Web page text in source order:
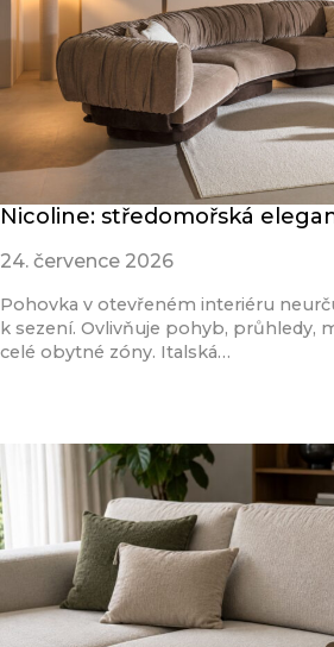
Nicoline: středomořská
24. července 2026
Pohovka v otevřeném interiéru
k sezení. Ovlivňuje pohyb, průhledy,
celé obytné zóny. Italská…